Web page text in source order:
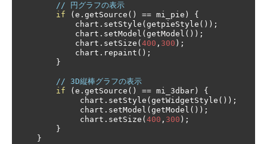
// 円グラフの表示
if
( e . getSource () == mi_pie )
{
            chart
. setStyle ( getpieStyle ());
            chart
. setModel ( getModel ());
            chart
. setSize ( 400 , 300 );
            chart
. repaint ();
}
// 3D縦棒グラフの表示
if
( e . getSource () == mi_3dbar )
{
             chart
. setStyle ( getWidgetStyle ());
             chart
. setModel ( getModel ());
             chart
. setSize ( 400 , 300 );
}
}